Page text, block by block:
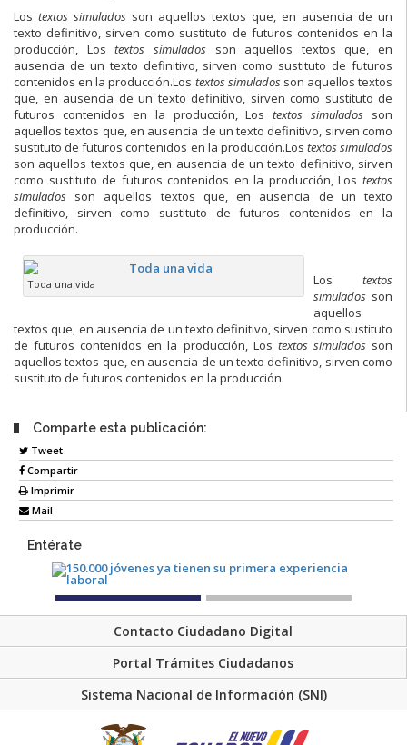
Los textos simulados son aquellos textos que, en ausencia de un
texto definitivo, sirven como sustituto de futuros contenidos en la
producción, Lostextos simuladosson aquellos textos que, en
ausencia de un texto definitivo, sirven como sustituto de futuros
contenidos en la producción.Los textos simuladosson aquellos textos
que, en ausencia de un texto definitivo, sirven como sustituto de
futuros contenidos en la producción,Lostextos simulados son
aquellos textos que, en ausencia de un texto definitivo, sirven como
sustituto de futuros contenidos en la producción.Los textos simulados
son aquellos textos que, en ausencia de un texto definitivo, sirven
como sustituto de futuros contenidos en la producción,Lostextos
simulados son aquellos textos que, en ausencia de un texto
definitivo, sirven como sustituto de futuros contenidos en la
producción.
Toda una vida Los textos
simulados son
aquellos
textos que, en ausencia de un texto definitivo, sirven como sustituto
de futuros contenidos en la producción, Los textos simuladosson
aquellos textos que, en ausencia de un texto definitivo, sirven como
sustituto de futuros contenidos en la producción.
Comparte esta publicación:
Tweet
Compartir
Imprimir
Mail
Entérate
Contacto Ciudadano Digital
Portal Trámites Ciudadanos
Sistema Nacional de Información (SNI)